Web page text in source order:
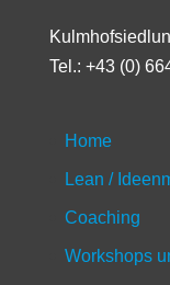
Tel.: +43 (0)
Home
Lean /
Coaching
Workshops